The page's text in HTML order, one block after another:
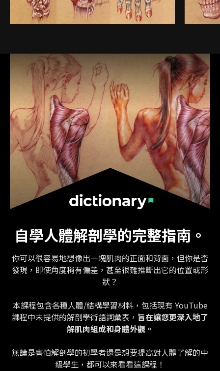
自學人體解剖學的完整指南。
你可以很容易地想像出一塊肌肉的正面和背面，但你是否
發現，即使角度稍有偏差，甚至很難推斷出它的位置或形
狀？
本課程包含各種人體/結構學習材料，包括現有 YouTube
課程中未提供的解剖學術語詞彙表， 旨在讓您更深入地了
解肌肉組成和身體外觀。
無論是害怕解剖學的初學者還是想要提高對人體了解的中
級學生，都可以來看看這課程！